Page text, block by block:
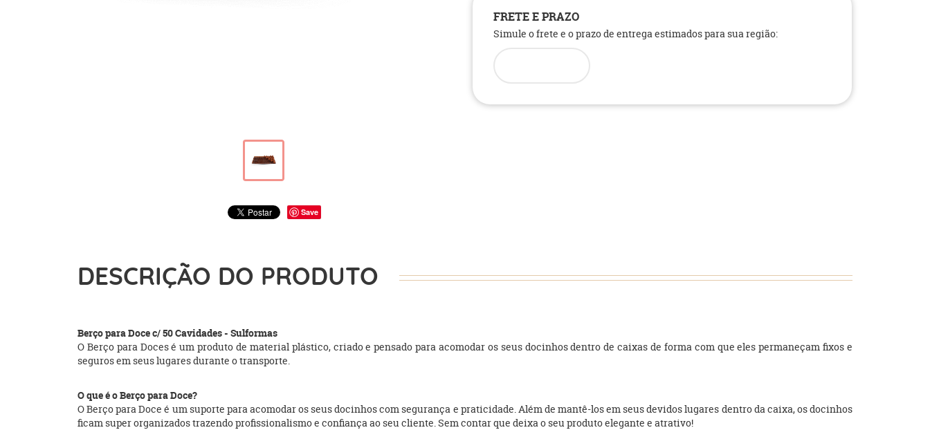
Save
FRETE E PRAZO
Simule o frete e o prazo de entrega estimados para sua região:
DESCRIÇÃO DO PRODUTO
Berço para Doce c/ 50 Cavidades - Sulformas
O Berço para Doces é um produto de material plástico, criado e pensado para acomodar os seus docinhos dentro de caixas de forma com que eles permaneçam fixos e
seguros em seus lugares durante o transporte.
O que é o Berço para Doce?
O Berço para Doce é um suporte para acomodar os seus docinhos com segurança e praticidade. Além de mantê-los em seus devidos lugares dentro da caixa, os docinhos
ficam super organizados trazendo profissionalismo e confiança ao seu cliente. Sem contar que deixa o seu produto elegante e atrativo!